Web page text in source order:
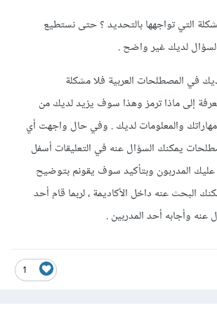
التي تواجهها بالتحديد ؟ حتى نستطيع
لديك غير واضح .
في المصطلحات العربية فلا مشكلة
إلى ماذا ترمز وهذا سوف يزيد لديك من
والمعلومات لديك . وفي حال واجهت أي
يمكنك السؤال عنه في التعليقات أسفل
المدربون وبتأكيد سوف يقونم بتوضيح
البحث عنه داخل الأكاديمة ، لربما قام أحد
عنه وأجابه أحد المدربين .
1